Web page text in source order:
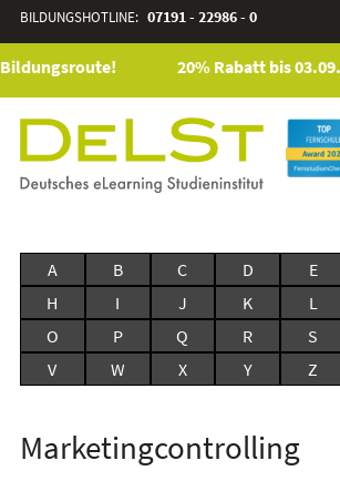
BILDUNGSHOTLINE: 07191 - 22986 - 0
20% Rabatt bis
A B C D E
H
I J K L
O
P Q R S
V
W X Y Z
Marketingcontrolling